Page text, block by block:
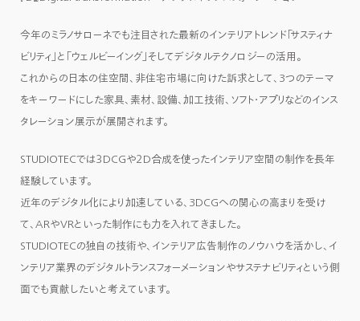
今年のミラノサローネでも注目された最新のインテリアトレンド「サスティナ
ビリティ」と「ウェルビーイング」そしてデジタルテクノロジーの活用。
これからの日本の住空間、非住宅市場に向けた訴求として、3つのテーマ
をキーワードにした家具、素材、設備、加工技術、ソフト・アプリなどのインス
タレーション展示が展開されます。
STUDIOTECでは３DCGや２D合成を使ったインテリア空間の制作を長年
経験しています。
近年のデジタル化により加速している、3DCGへの関心の高まりを受け
て、ARやVRといった制作にも力を入れてきました。
STUDIOTECの独自の技術や、インテリア広告制作のノウハウを活かし、イ
ンテリア業界のデジタルトランスフォーメーションやサステナビリティという側
面でも貢献したいと考えています。